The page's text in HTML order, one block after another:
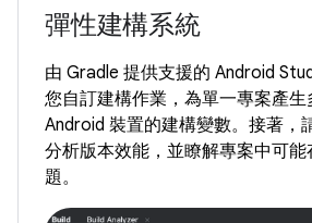
彈性建構系統
由 Gradle 提供支援的 Android
您自訂建構作業，為單一專案產
Android 裝置的建構變數。接著，
分析版本效能，並瞭解專案中可能
題。